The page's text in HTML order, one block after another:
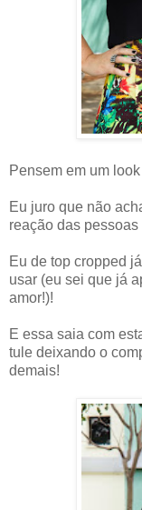
Pensem em um
Eu juro que não
reação das
Eu de top cropped
usar (eu sei que já
amor!)!
E essa saia com
tule deixando o
demais!